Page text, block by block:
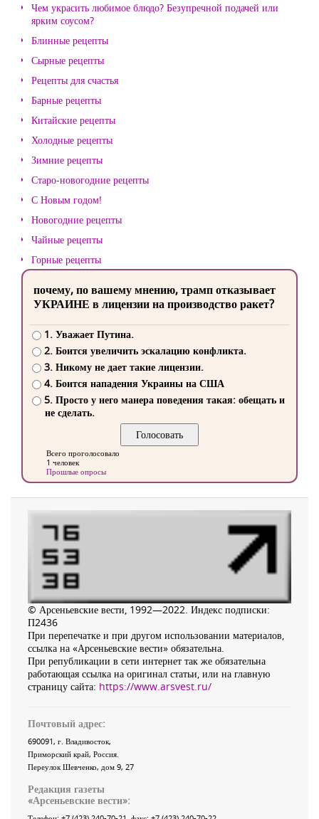
Чем украсить любимое блюдо? Безупречной подачей или
ярким соусом?
Блинные рецепты
Сырные рецепты
Рецепты для счастья
Барные рецепты
Китайские рецепты
Холодные рецепты
Зимние рецепты
Старо-новогодние рецепты
С Новым годом!
Новогодние рецепты
Чайные рецепты
Горные рецепты
почему, по вашему мнению, трамп отказывает
УКРАИНЕ в лицензии на производство ракет?
1. Уважает Путина.
2. Боится увеличить эскалацию конфликта.
3. Никому не дает такие лицензии.
4. Боится нападения Украины на США
5. Просто у него манера поведения такая: обещать и
не сделать.
Всего проголосовало
1 человек
Прошлые опросы
© Арсеньевские вести, 1992—2022. Индекс подписки:
П2436
При перепечатке и при другом использовании материалов,
ссылка на «Арсеньевские вести» обязательна.
При републикации в сети интернет так же обязательна
работающая ссылка на оригинал статьи, или на главную
страницу сайта: https://www.arsvest.ru/
Почтовый адрес:
690091, г. Владивосток,
Приморский край, Россия
Переулок Шевченко, дом 9, 27
Редакция газеты
«Арсеньевские вести»: